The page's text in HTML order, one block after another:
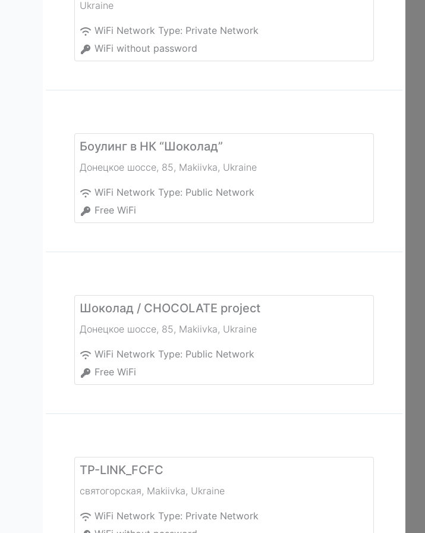
Ukraine
WiFi Network Type: Private Network
WiFi without password
Боулинг в НК “Шоколад”
Донецкое шоссе, 85, Makiivka, Ukraine
WiFi Network Type: Public Network
Free WiFi
Шоколад / CHOCOLATE project
Донецкое шоссе, 85, Makiivka, Ukraine
WiFi Network Type: Public Network
Free WiFi
TP-LINK_FCFC
святогорская, Makiivka, Ukraine
WiFi Network Type: Private Network